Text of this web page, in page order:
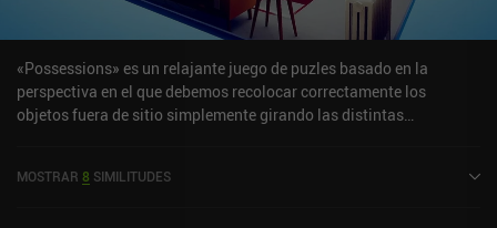
«Possessions» es un relajante juego de puzles basado en la
perspectiva en el que debemos recolocar correctamente los
objetos fuera de sitio simplemente girando las distintas
hasta que quede bien alineada para colocarla. Los objetos rotos o
MOSTRAR 8 SIMILITUDES